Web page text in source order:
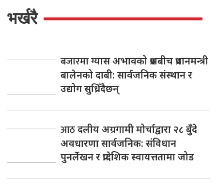
भर्खरै
बजारमाग्यास अभावको प्रश्नबीच प्रधानमन्त्री
बालेनको दाबी: सार्वजनिक संस्थान र
उद्योग सुध्रिँदैछन्
आठदलीय अग्रगामी मोर्चाद्वारा २८ बुँदे
अवधारणा सार्वजनिक: संविधान
पुनर्लेखन र प्रादेशिक स्वायत्ततामा जोड